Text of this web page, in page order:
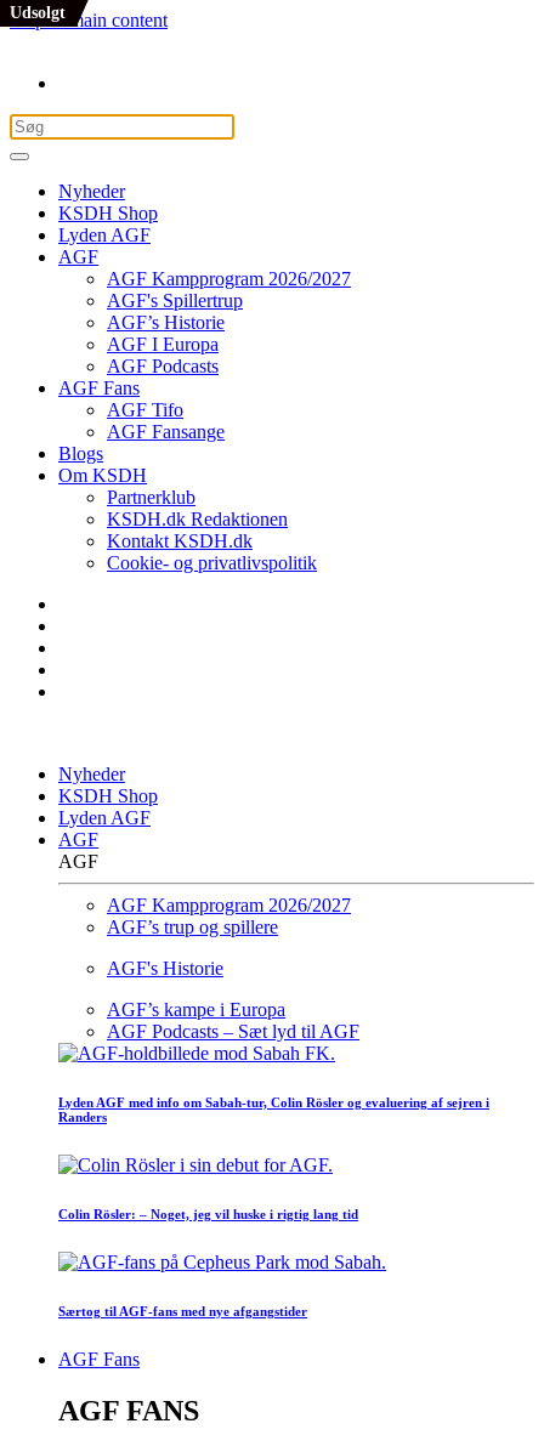
Skip to main content
Nyheder
KSDH Shop
Lyden AGF
AGF
AGF Kampprogram 2026/2027
AGF's Spillertrup
AGF’s Historie
AGF I Europa
AGF Podcasts
AGF Fans
AGF Tifo
AGF Fansange
Blogs
Om KSDH
Partnerklub
KSDH.dk Redaktionen
Kontakt KSDH.dk
Cookie- og privatlivspolitik
Nyheder
KSDH Shop
Lyden AGF
AGF
AGF
AGF Kampprogram 2026/2027
AGF’s trup og spillere
AGF's Historie
AGF’s kampe i Europa
AGF Podcasts – Sæt lyd til AGF
Lyden AGF med info om Sabah-tur, Colin Rösler og evaluering af sejren i
Randers
Colin Rösler: – Noget, jeg vil huske i rigtig lang tid
Særtog til AGF-fans med nye afgangstider
AGF Fans
AGF FANS
Udsolgt